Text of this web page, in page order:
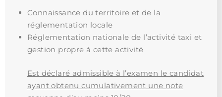
Connaissance du territoire et de la
réglementation locale
Réglementation nationale de l’activité taxi et
gestion propre à cette activité
Est déclaré admissible à l’examen le candidat
ayant obtenu cumulativement une note